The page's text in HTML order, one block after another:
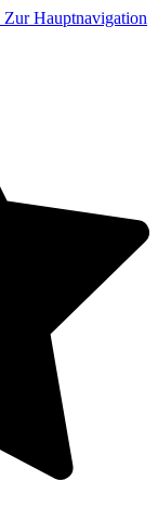
Zur Hauptnavigation